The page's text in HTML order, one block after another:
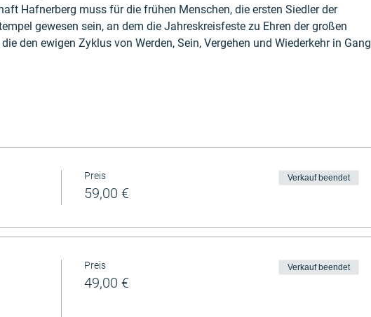
Hafnerberg muss für die frühen Menschen, die ersten Siedler der
gewesen sein, an dem die Jahreskreisfeste zu Ehren der großen
den ewigen Zyklus von Werden, Sein, Vergehen und Wiederkehr in Gang
Preis
59,00 €
Verkauf beendet
Preis
49,00 €
Verkauf beendet